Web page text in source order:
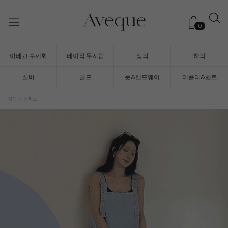
0
아베끄 수제화 베이직 무지탑 상의 하의
실버 골드 풋&핸드웨어 머플러&벨트
상의 원피스